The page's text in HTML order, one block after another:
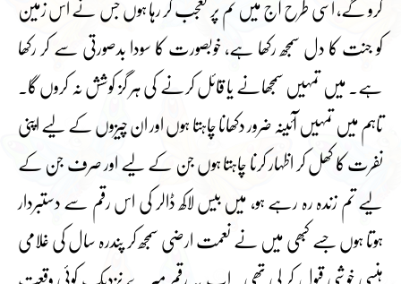
کرو گے، اسی طرح آج میں تم پر تعجب کر رہا ہوں جس نے اس زمین
کو جنت کا دل سمجھ رکھا ہے، خوبصورت کا سودا بدصورتی سے کر رکھا
ہے۔ میں تمہیں سمجھانے یا قائل کرنے کی ہر گز کوشش نہ کروں گا۔
تاہم میں تمہیں آئینہ ضرور دکھانا چاہتا ہوں اور ان چیزوں کے لیے اپنی
نفرت کا کھل کر اظہار کرنا چاہتا ہوں جن کے لیے اور صرف جن کے
لیے تم زندہ رہ رہے ہو، میں بیس لاکھ ڈالر کی اس رقم سے دستبردار
ہوتا ہوں جسے کبھی میں نے نعمت ارضی سمجھ کر پندرہ سال کی غلامی
ہنسی خوشی قبول کر لی تھی۔ اب یہ رقم میرے نزدیک کوئی وقعت